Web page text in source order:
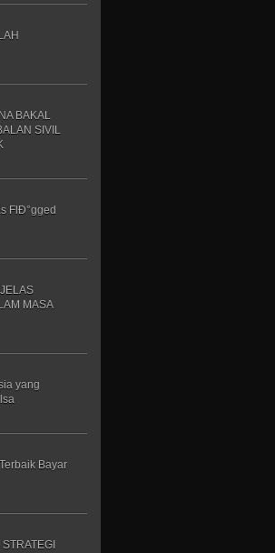
BAKAL
SIVIL
FlÐ°gged
MASA
yang
Bayar